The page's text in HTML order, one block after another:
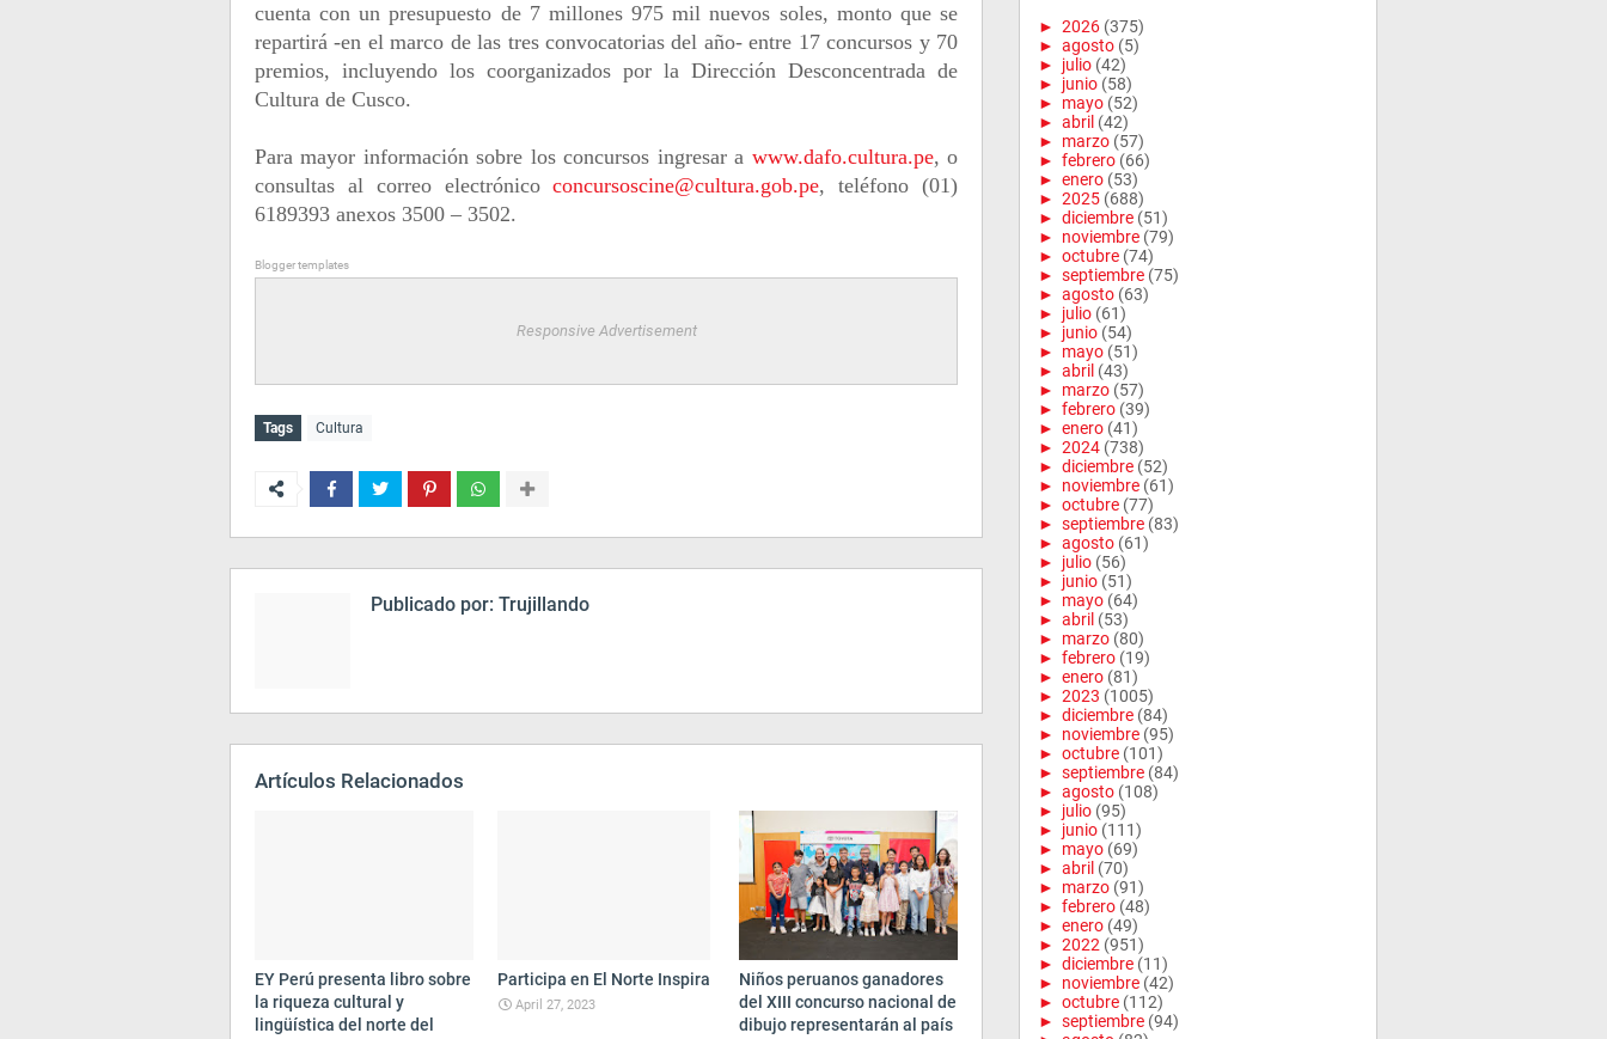
cuenta con un presupuesto de 7 millones 975 mil nuevos soles, monto que se
repartirá -en el marco de las tres convocatorias del año- entre 17 concursos y 70
premios, incluyendo los coorganizados por la Dirección Desconcentrada de
Cultura de Cusco.
Para mayor información sobre los concursos ingresar a www.dafo.cultura.pe, o
consultas al correo electrónicoconcursoscine@cultura.gob.pe, teléfono (01)
6189393 anexos 3500 – 3502.
Blogger templates
Responsive Advertisement
Tags Cultura
Publicado por: Trujillando
Artículos Relacionados
EY Perú presenta libro sobre
la riqueza cultural y
lingüística del norte del
Participa en El Norte Inspira
April 27, 2023
Niños peruanos ganadores
del XIII concurso nacional de
dibujo representarán al país
► 2026 (375)
► agosto (5)
► julio (42)
► junio (58)
► mayo (52)
► abril (42)
► marzo (57)
► febrero (66)
► enero (53)
► 2025 (688)
► diciembre (51)
► noviembre (79)
► octubre (74)
► septiembre (75)
► agosto (63)
► julio (61)
► junio (54)
► mayo (51)
► abril (43)
► marzo (57)
► febrero (39)
► enero (41)
► 2024 (738)
► diciembre (52)
► noviembre (61)
► octubre (77)
► septiembre (83)
► agosto (61)
► julio (56)
► junio (51)
► mayo (64)
► abril (53)
► marzo (80)
► febrero (19)
► enero (81)
► 2023 (1005)
► diciembre (84)
► noviembre (95)
► octubre (101)
► septiembre (84)
► agosto (108)
► julio (95)
► junio (111)
► mayo (69)
► abril (70)
► marzo (91)
► febrero (48)
► enero (49)
► 2022 (951)
► diciembre (11)
► noviembre (42)
► octubre (112)
► septiembre (94)